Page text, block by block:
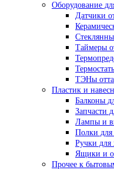
Оборудование
Датчики
Таймеры
ТЭНы
Пластик и
Балконы
Запчасти
Лампы и
Полки для
Ручки для
Ящики и
Прочее к